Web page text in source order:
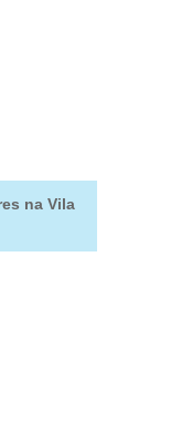
na Vila